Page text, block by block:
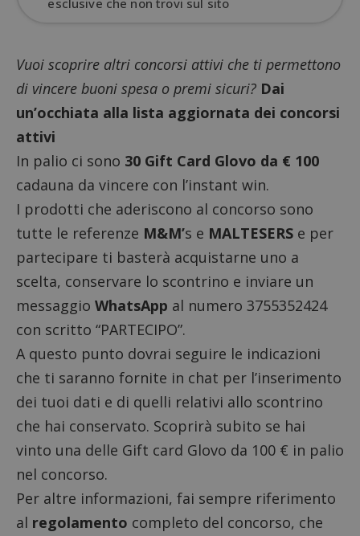
Vuoi scoprire altri concorsi attivi che ti permettono
di vincere buoni spesa o premi sicuri? Dai
un’occhiata alla lista aggiornata dei concorsi
attivi
In palio ci sono 30 Gift Card Glovo da € 100
cadauna da vincere con l’instant win.
I prodotti che aderiscono al concorso sono
tutte le referenze M&M’s e MALTESERS e per
partecipare ti basterà acquistarne uno a
scelta, conservare lo scontrino e inviare un
messaggio WhatsApp al numero 3755352424
con scritto “PARTECIPO”.
A questo punto dovrai seguire le indicazioni
che ti saranno fornite in chat per l’inserimento
dei tuoi dati e di quelli relativi allo scontrino
che hai conservato. Scoprirà subito se hai
vinto una delle Gift card Glovo da 100 € in palio
nel concorso.
Per altre informazioni, fai sempre riferimento
al regolamento completo del concorso, che